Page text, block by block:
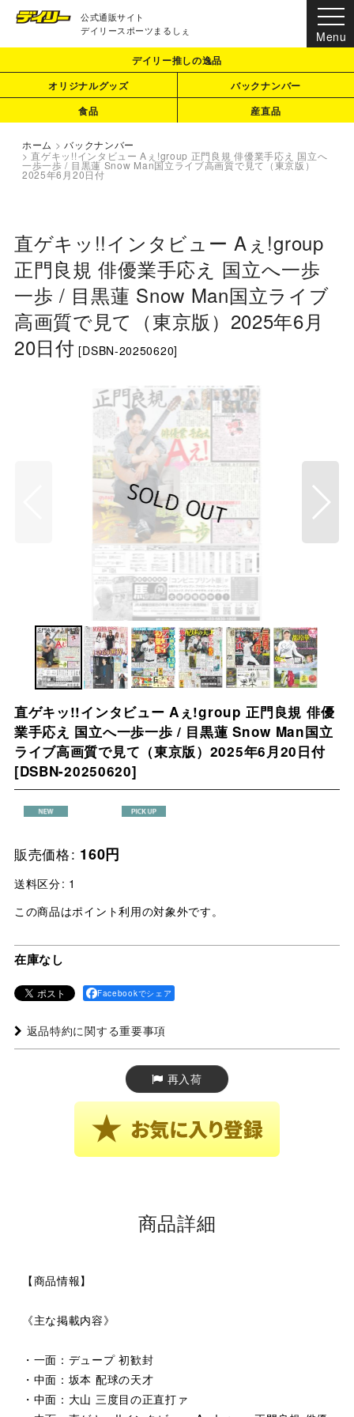
公式通販サイト
デイリースポーツまるしぇ
デイリー推しの逸品
オリジナルグッズ
バックナンバー
食品
産直品
ホーム > バックナンバー
> 直ゲキッ!!インタビュー Aぇ!group 正門良規 俳優業手応え 国立へ
一歩一歩 / 目黒蓮 Snow Man国立ライブ高画質で見て（東京版）
2025年6月20日付
直ゲキッ!!インタビュー Aぇ!group
正門良規 俳優業手応え 国立へ一歩
一歩 / 目黒蓮 Snow Man国立ライブ
高画質で見て（東京版）2025年6月
20日付 [DSBN-20250620]
直ゲキッ!!インタビュー Aぇ!group 正門良規 俳優
業手応え 国立へ一歩一歩 / 目黒蓮 Snow Man国立
ライブ高画質で見て（東京版）2025年6月20日付
[DSBN-20250620]
販売価格: 160円
送料区分: 1
この商品はポイント利用の対象外です。
在庫なし
Facebookでシェア
返品特約に関する重要事項
再入荷
商品詳細
【商品情報】
《主な掲載内容》
・一面：デュープ 初歓封
・中面：坂本 配球の天才
・中面：大山 三度目の正直打ァ